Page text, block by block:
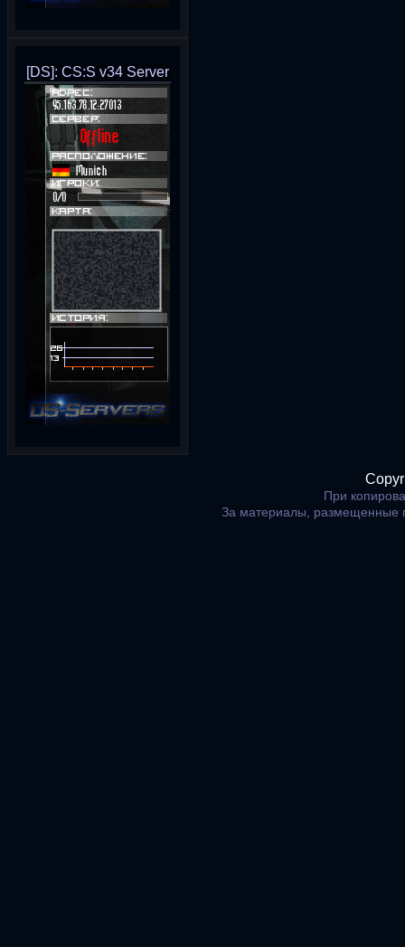
[DS]: CS:S v34 Server
При
За материалы, размещенные